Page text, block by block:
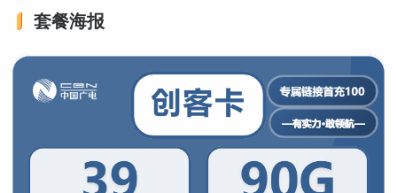
套餐海报